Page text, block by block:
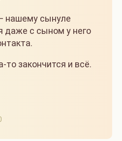
нашему сынуле
даже с сыном у него
то закончится и всё.